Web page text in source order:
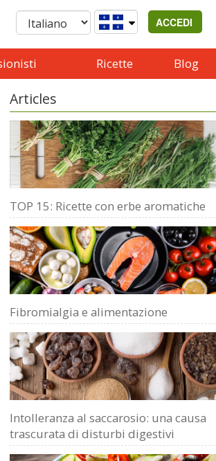
ACCEDI
Ricette Blog
Articles
TOP 15: Ricette con erbe aromatiche
Fibromialgia e alimentazione
Intolleranza al saccarosio: una causa
trascurata di disturbi digestivi